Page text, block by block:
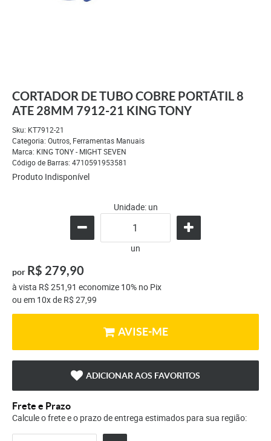
CORTADOR DE TUBO COBRE PORTÁTIL 8
ATE 28MM 7912-21 KING TONY
Sku: KT7912-21
Categoria: Outros, Ferramentas Manuais
Marca: KING TONY - MIGHT SEVEN
Código de Barras: 4710591953581
Produto Indisponível
Unidade: un
un
por R$ 279,90
à vista R$ 251,91 economize 10% no Pix
ou em 10xde R$ 27,99
AVISE-ME
ADICIONAR AOS FAVORITOS
Frete e Prazo
Calcule o frete e o prazo de entrega estimados para sua região: